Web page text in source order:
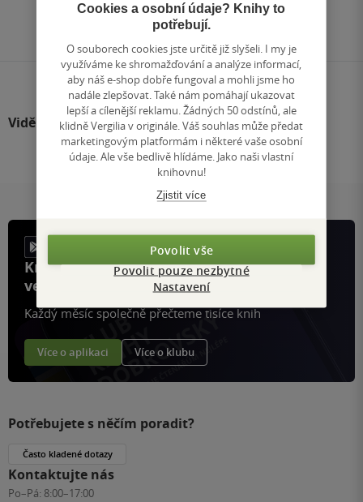
na
stránku
Viděli jste
Knihy, recenze a klubové výhody
ve vaší kapse a naší appce KDčko
Každý měsíc společně přečteme tisíce knih
Více o aplikaci Více o klubu
Potřebujete s něčím poradit?
Často kladené dotazy
Kontaktujte nás
Po–Pá: 8:00–17:00
Cookies a osobní údaje? Knihy to
potřebují.
O souborech cookies jste určitě již slyšeli. I my je
využíváme ke shromažďování a analýze informací,
aby náš e-shop dobře fungoval a mohli jsme ho
nadále zlepšovat. Také nám pomáhají ukazovat
lepší a cílenější reklamu. Žádných 50 odstínů, ale
klidně Vergilia v originále. Váš souhlas může předat
marketingovým platformám i některé vaše osobní
údaje. Ale vše bedlivě hlídáme. Jako naši vlastní
knihovnu!
Zjistit více
Povolit vše
Povolit pouze nezbytné
Nastavení